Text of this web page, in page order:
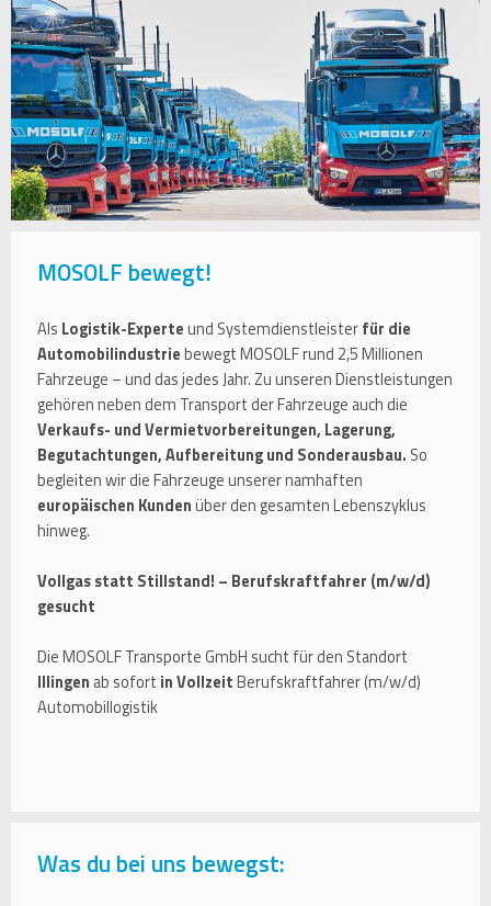
MOSOLF bewegt!
Als Logistik-Experteund Systemdienstleisterfür die
Automobilindustriebewegt MOSOLF rund 2,5 Millionen
Fahrzeuge – und das jedes Jahr. Zu unseren Dienstleistungen
gehören neben dem Transport der Fahrzeuge auch die
Verkaufs- und Vermietvorbereitungen, Lagerung,
Begutachtungen, Aufbereitung und Sonderausbau. So
begleiten wir die Fahrzeuge unserer namhaften
europäischen Kundenüber den gesamten Lebenszyklus
hinweg.
Vollgas statt Stillstand! – Berufskraftfahrer (m/w/d)
gesucht
Die MOSOLF Transporte GmbH sucht für den Standort
Illingen ab sofort in VollzeitBerufskraftfahrer (m/w/d)
Automobillogistik
Was du bei uns bewegst: